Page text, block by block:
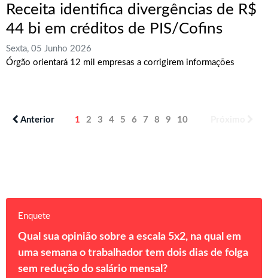
Receita identifica divergências de R$
44 bi em créditos de PIS/Cofins
Sexta, 05 Junho 2026
Órgão orientará 12 mil empresas a corrigirem informações
Anterior 1 2 3 4 5 6 7 8 9 10
Enquete
Qual sua opinião sobre a escala 5x2, na qual em
uma semana o trabalhador tem dois dias de folga
sem redução do salário mensal?